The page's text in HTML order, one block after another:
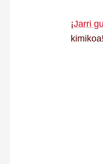
¡Jarri
kimikoa!